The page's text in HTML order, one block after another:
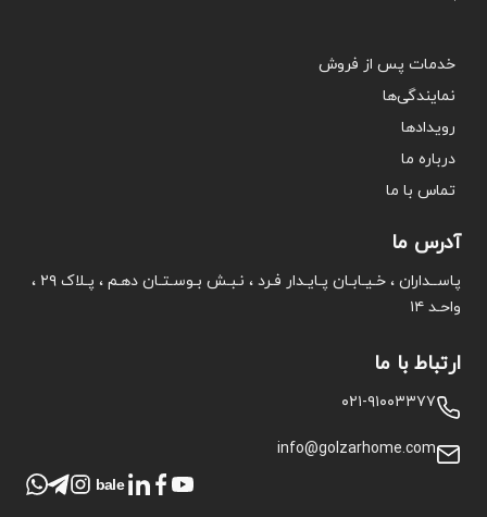
bale
آدرس ما
پاســداران ، خـیـابـان پـایـدار فـرد ، نـبـش بـوسـتـان دهـم ، پـلاک ۲۹ ،
واحـد ۱۴
ارتباط با ما
۰۲۱-۹۱۰۰۳۳۷۷
info@golzarhome.com
خدمات پس از فروش
نمایندگی‌ها
رویدادها
درباره ما
تماس با ما